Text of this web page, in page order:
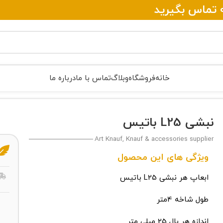
خانهفروشگاهوبلاگتماس با مادرباره ما
نبشی L25 باتیس
Art Knauf, Knauf & accessories supplier
ویژگی های این محصول
ابعاپ هر نبشی L25 باتیس
طول شاخه 4متر